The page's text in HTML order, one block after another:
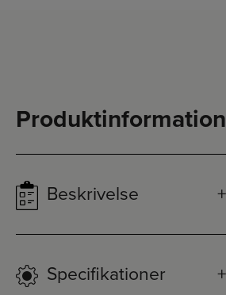
Produktinformation
Beskrivelse
Specifikationer